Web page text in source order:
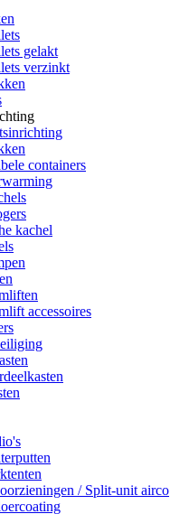
gelakt
verzinkt
containers
kachel
accessoires
/ Split-unit airco